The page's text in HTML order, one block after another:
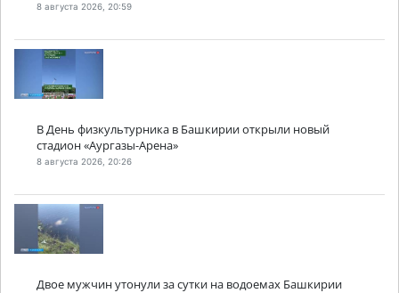
8 августа 2026, 20:59
В День физкультурника в Башкирии открыли новый
стадион «Аургазы-Арена»
8 августа 2026, 20:26
Двое мужчин утонули за сутки на водоемах Башкирии